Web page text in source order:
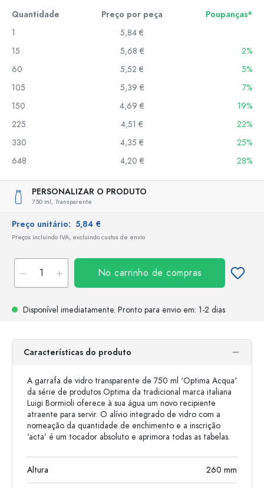
Quantidade Preço por peça
Poupanças*
1
5,84 €
15
5,68 €
2%
60
5,52 €
5%
105
5,39 €
7%
150
4,69 €
19%
225
4,51 €
22%
330
4,35 €
25%
648
4,20 € 28%
PERSONALIZAR O PRODUTO
750 ml, Transparente
Preço unitário: 5,84 €
Preços incluindo IVA, excluindo custos de envio
No carrinho de compras
Disponível imediatamente. Pronto para envio em: 1-2 dias
Características do produto
A garrafa de vidro transparente de 750 ml 'Optima Acqua'
da série de produtos Optima da tradicional marca italiana
Luigi Bormioli oferece à sua água um novo recipiente
atraente para servir. O alívio integrado de vidro com a
nomeação da quantidade de enchimento e a inscrição
'acta' é um tocador absoluto e aprimora todas as tabelas.
Altura 260 mm